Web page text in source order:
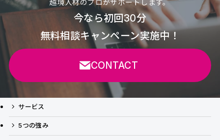
越境人材のプロがサポートします。
今なら初回30分
無料相談キャンペーン実施中！
CONTACT
サービス
5つの強み